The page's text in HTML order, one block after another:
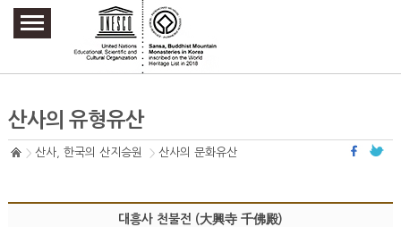
주요메뉴 바로가기
본문 바로가기
하단메뉴 바로가기
산사의 유형유산
산사, 한국의 산지승원 산사의 문화유산
대흥사 천불전 (大興寺 千佛殿)